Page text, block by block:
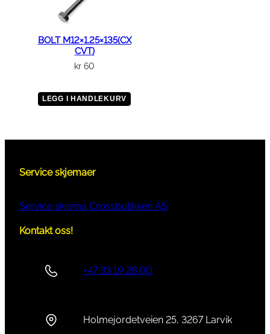
BOLT M12×1.25×135(CX
CVT)
kr 60
LEGG I HANDLEKURV
Service skjemaer
Service skjema Crossbutikken AS
Kontakt oss!
+47 33 19 28 00
Holmejordetveien 25, 3267 Larvik